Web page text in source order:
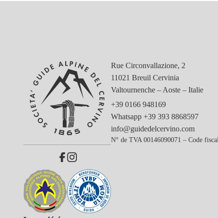
Rue Circonvallazione, 2
11021 Breuil Cervinia
Valtournenche – Aoste – Italie
+39 0166 948169
Whatsapp +39 393 8868597
info@guidedelcervino.com
N° de TVA 00146090071 – Code